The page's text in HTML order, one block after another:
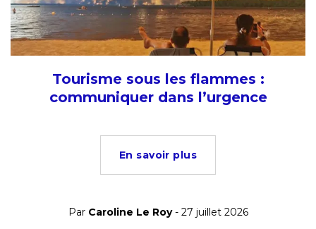
Tourisme sous les flammes :
communiquer dans l’urgence
En savoir plus
Par Caroline Le Roy- 27 juillet 2026